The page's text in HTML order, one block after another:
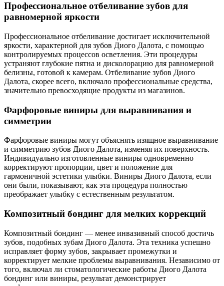
Профессиональное отбеливание зубов для
равномерной яркости
Профессиональное отбеливание достигает исключительной
яркости, характерной для зубов Диого Далота, с помощью
контролируемых процессов осветления. Эти процедуры
устраняют глубокие пятна и дисколорацию для равномерной
белизны, готовой к камерам. Отбеливание зубов Диого
Далота, скорее всего, включало профессиональные средства,
значительно превосходящие продукты из магазинов.
Фарфоровые виниры для выравнивания и
симметрии
Фарфоровые виниры могут объяснять изящное выравнивание
и симметрию зубов Диого Далота, изменяя их поверхность.
Индивидуально изготовленные виниры одновременно
корректируют пропорции, цвет и положение для
гармоничной эстетики улыбки. Виниры Диого Далота, если
они были, показывают, как эта процедура полностью
преображает улыбку с естественным результатом.
Композитный бондинг для мелких коррекций
Композитный бондинг — менее инвазивный способ достичь
зубов, подобных зубам Диого Далота. Эта техника успешно
исправляет форму зубов, закрывает промежутки и
корректирует мелкие проблемы выравнивания. Независимо от
того, включал ли стоматологические работы Диого Далота
бондинг или виниры, результат демонстрирует